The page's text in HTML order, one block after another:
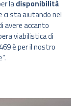
ladisponibilità
ci sta aiutando nel
avere accanto
viabilistica di
è per il nostro